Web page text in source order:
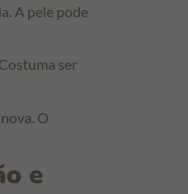
A pele pode
ser
O
e